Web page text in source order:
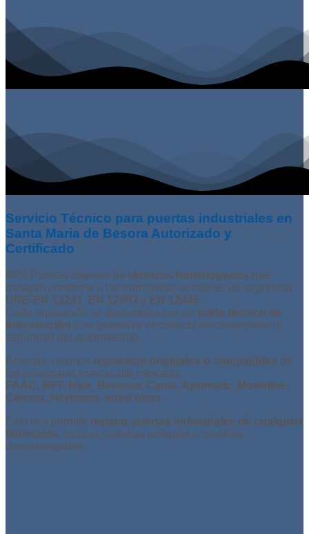
Servicio Técnico para puertas industriales en
Santa Maria de Besora Autorizado y
Certificado
RPA Puertas dispone de técnicos homologados que
trabajan conforme a las normativas europeas de seguridad
UNE-EN 13241, EN 12453 y EN 12445.
Cada reparación se documenta con un parte técnico de
intervención y se garantiza el correcto funcionamiento y
seguridad del automatismo.
Además, usamos repuestos originales o compatibles de
las principales marcas del mercado:
FAAC, BFT, Nice, Beninca, Came, Aprimatic, Motorline,
Clemsa, Hörmann, entre otras.
Esto nos permite reparar puertas industriales de cualquier
fabricante, incluso sistemas antiguos o modelos
descatalogados.